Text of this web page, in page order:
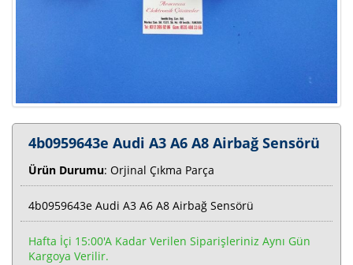
4b0959643e Audi A3 A6 A8 Airbağ Sensörü
Ürün Durumu: Orjinal Çıkma Parça
4b0959643e Audi A3 A6 A8 Airbağ Sensörü
Hafta İçi 15:00'a Kadar Verilen Siparişleriniz Aynı Gün
Kargoya Verilir.